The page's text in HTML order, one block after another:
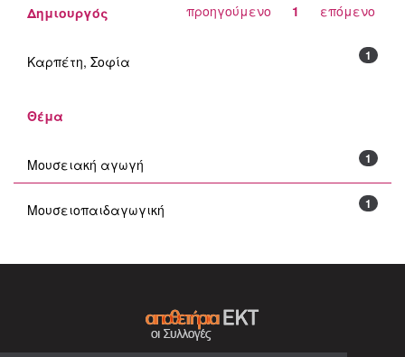
προηγούμενο 1 επόμενο
Δημιουργός
1
Καρπέτη, Σοφία
Θέμα
1
Μουσειακή αγωγή
1
Μουσειοπαιδαγωγική